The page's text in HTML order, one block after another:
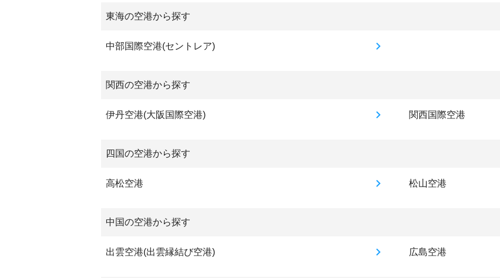
東海の空港から探す
中部国際空港(セントレア)
関西の空港から探す
伊丹空港(大阪国際空港) 関西国際空港
四国の空港から探す
高松空港 松山空港
中国の空港から探す
出雲空港(出雲縁結び空港) 広島空港